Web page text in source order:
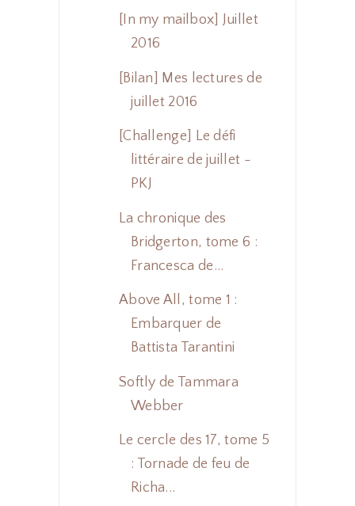
[In my mailbox] Juillet
2016
[Bilan] Mes lectures de
juillet 2016
[Challenge] Le défi
littéraire de juillet -
PKJ
La chronique des
Bridgerton, tome 6 :
Francesca de...
Above All, tome 1 :
Embarquer de
Battista Tarantini
Softly de Tammara
Webber
Le cercle des 17, tome 5
: Tornade de feu de
Richa...